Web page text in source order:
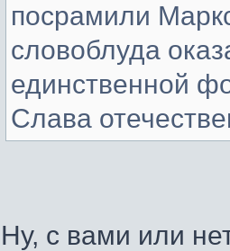
посрамили
словоблуда
единственной
Слава
Ну, с вами или